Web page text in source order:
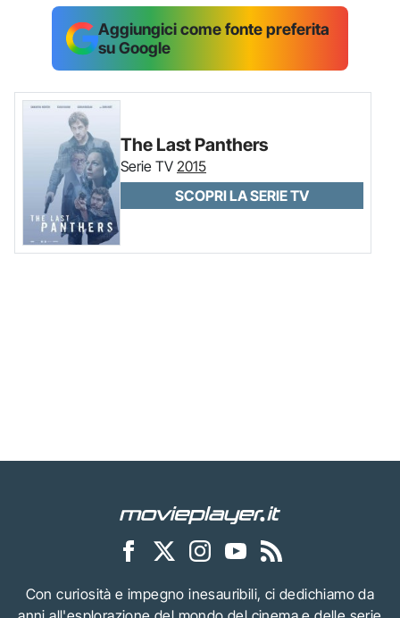
Aggiungici come fonte preferita
su Google
The Last Panthers
Serie TV 2015
SCOPRI LA SERIE TV
Con curiosità e impegno inesauribili, ci dedichiamo da